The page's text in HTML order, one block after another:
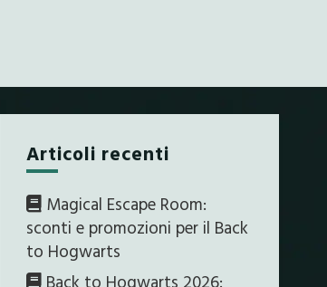
Articoli recenti
Magical Escape Room:
sconti e promozioni per il Back
to Hogwarts
Back to Hogwarts 2026: